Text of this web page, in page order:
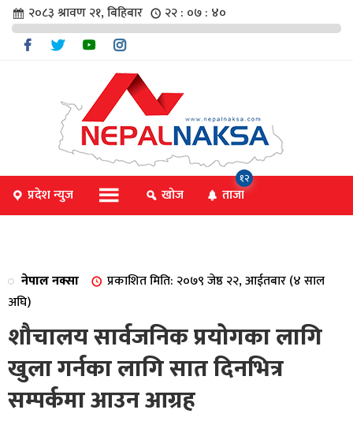
२०८३ श्रावण २१, बिहिबार २२ : ०७ : ४०
प्रदेश न्युज खोज ताजा
१२
नेपाल नक्सा
प्रकाशित मिति: २०७९ जेष्ठ २२, आईतबार (४ साल
अघि)
शौचालय सार्वजनिक प्रयोगका लागि
खुला गर्नका लागि सात दिनभित्र
सम्पर्कमा आउन आग्रह